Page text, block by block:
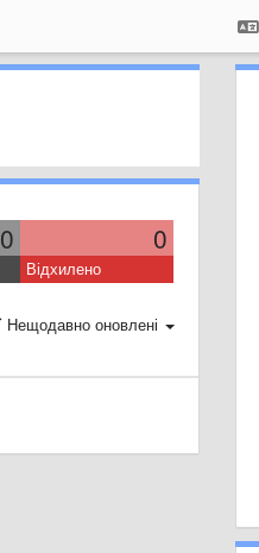
0 0
Відхилено
Нещодавно оновлені